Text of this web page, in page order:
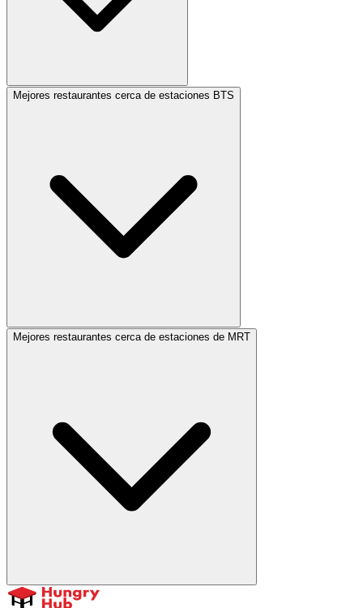
Mejores restaurantes cerca de estaciones BTS
Mejores restaurantes cerca de estaciones de MRT